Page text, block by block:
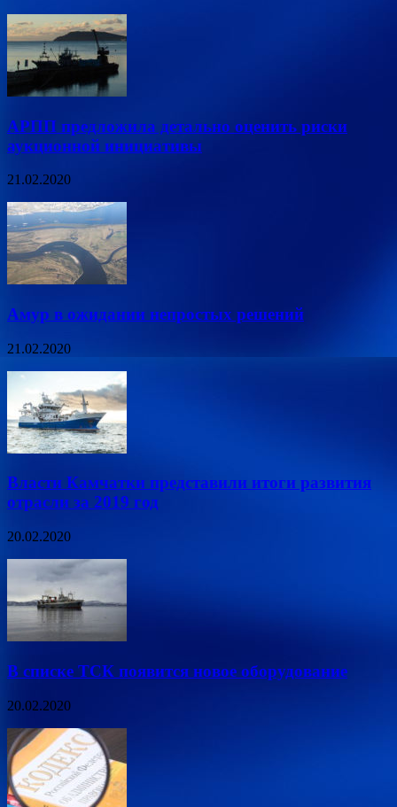
АРПП предложила детально оценить риски
аукционной инициативы
21.02.2020
Амур в ожидании непростых решений
21.02.2020
Власти Камчатки представили итоги развития
отрасли за 2019 год
20.02.2020
В списке ТСК появится новое оборудование
20.02.2020